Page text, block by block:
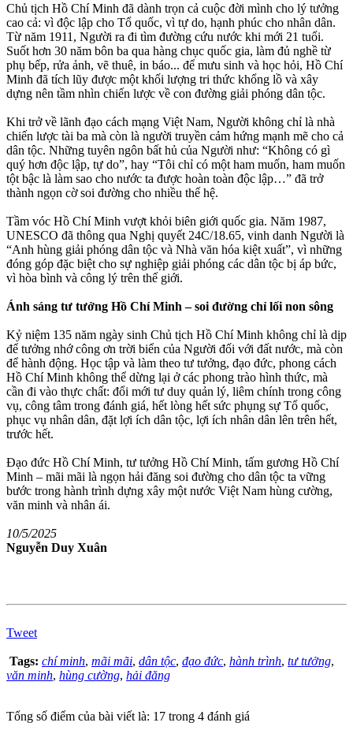
Chủ tịch Hồ Chí Minh đã dành trọn cả cuộc đời mình cho lý tưởng
cao cả: vì độc lập cho Tổ quốc, vì tự do, hạnh phúc cho nhân dân.
Từ năm 1911, Người ra đi tìm đường cứu nước khi mới 21 tuổi.
Suốt hơn 30 năm bôn ba qua hàng chục quốc gia, làm đủ nghề từ
phụ bếp, rửa ảnh, vẽ thuê, in báo... để mưu sinh và học hỏi, Hồ Chí
Minh đã tích lũy được một khối lượng tri thức khổng lồ và xây
dựng nên tầm nhìn chiến lược về con đường giải phóng dân tộc.
Khi trở về lãnh đạo cách mạng Việt Nam, Người không chỉ là nhà
chiến lược tài ba mà còn là người truyền cảm hứng mạnh mẽ cho cả
dân tộc. Những tuyên ngôn bất hủ của Người như: “Không có gì
quý hơn độc lập, tự do”, hay “Tôi chỉ có một ham muốn, ham muốn
tột bậc là làm sao cho nước ta được hoàn toàn độc lập…” đã trở
thành ngọn cờ soi đường cho nhiều thế hệ.
Tầm vóc Hồ Chí Minh vượt khỏi biên giới quốc gia. Năm 1987,
UNESCO đã thông qua Nghị quyết 24C/18.65, vinh danh Người là
“Anh hùng giải phóng dân tộc và Nhà văn hóa kiệt xuất”, vì những
đóng góp đặc biệt cho sự nghiệp giải phóng các dân tộc bị áp bức,
vì hòa bình và công lý trên thế giới.
Ánh sáng tư tưởng Hồ Chí Minh – soi đường chỉ lối non sông
Kỷ niệm 135 năm ngày sinh Chủ tịch Hồ Chí Minh không chỉ là dịp
để tưởng nhớ công ơn trời biển của Người đối với đất nước, mà còn
để hành động. Học tập và làm theo tư tưởng, đạo đức, phong cách
Hồ Chí Minh không thể dừng lại ở các phong trào hình thức, mà
cần đi vào thực chất: đổi mới tư duy quản lý, liêm chính trong công
vụ, công tâm trong đánh giá, hết lòng hết sức phụng sự Tổ quốc,
phục vụ nhân dân, đặt lợi ích dân tộc, lợi ích nhân dân lên trên hết,
trước hết.
Đạo đức Hồ Chí Minh, tư tưởng Hồ Chí Minh, tấm gương Hồ Chí
Minh – mãi mãi là ngọn hải đăng soi đường cho dân tộc ta vững
bước trong hành trình dựng xây một nước Việt Nam hùng cường,
văn minh và nhân ái.
10/5/2025
Nguyễn Duy Xuân
Tweet
Tags: chí minh, mãi mãi, dân tộc, đạo đức, hành trình, tư tưởng,
văn minh, hùng cường, hải đăng
Tổng số điểm của bài viết là: 17 trong 4 đánh giá